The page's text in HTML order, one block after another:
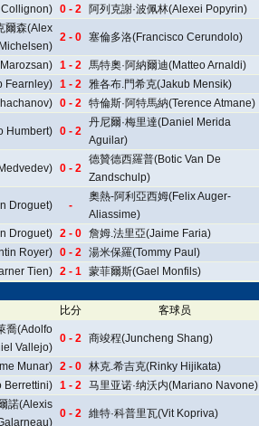
0 - 2 阿列克謝·波佩林(Alexei Popyrin)
爾森(Alex
Michelsen)
2 - 0 塞倫多洛(Francisco Cerundolo)
1 - 2 馬特奧·阿納爾迪(Matteo Arnaldi)
Fearnley) 1 - 2 雅各布.門希克(Jakub Mensik)
0 - 2 特倫斯·阿特馬納(Terence Atmane)
Humbert) 0 - 2
丹尼爾·梅里達(Daniel Merida
Aguilar)
0 - 2
德贊德西羅普(Botic Van De
Zandschulp)
Droguet) -
奧熱-阿利亞西姆(Felix Auger-
Aliassime)
Droguet) 2 - 0 詹姆.法里亞(Jaime Faria)
Royer) 0 - 2 湯米保羅(Tommy Paul)
Tien) 2 - 1 蒙菲爾斯(Gael Monfils)
比分 客球员
喬(Adolfo
Vallejo)
0 - 2 商竣程(Juncheng Shang)
Munar) 2 - 0 林克.希吉克(Rinky Hijikata)
Berrettini) 1 - 2 马里亚诺·纳沃内(Mariano Navone)
諾(Alexis
0 - 2 維特·科普里瓦(Vit Kopriva)